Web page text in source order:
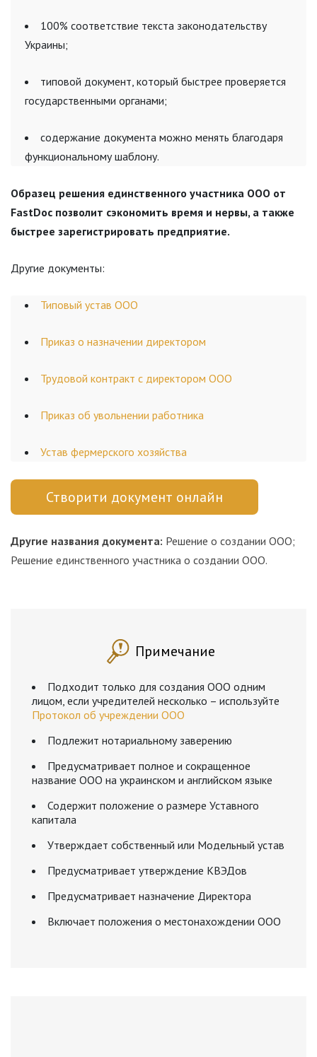
100% соответствие текста законодательству
Украины;
типовой документ, который быстрее проверяется
государственными органами;
содержание документа можно менять благодаря
функциональному шаблону.
Образец решения единственного участника ООО от
FastDoc позволит сэкономить время и нервы, а также
быстрее зарегистрировать предприятие.
Другие документы:
Типовый устав ООО
Приказ о назначении директором
Трудовой контракт с директором ООО
Приказ об увольнении работника
Устав фермерского хозяйства
Створити документ онлайн
Другие названия документа: Решение о создании ООО;
Решение единственного участника о создании ООО.
Примечание
Подходит только для создания ООО одним
лицом, если учредителей несколько – используйте
Протокол об учреждении ООО
Подлежит нотариальному заверению
Предусматривает полное и сокращенное
название ООО на украинском и английском языке
Содержит положение о размере Уставного
капитала
Утверждает собственный или Модельный устав
Предусматривает утверждение КВЭДов
Предусматривает назначение Директора
Включает положения о местонахождении ООО